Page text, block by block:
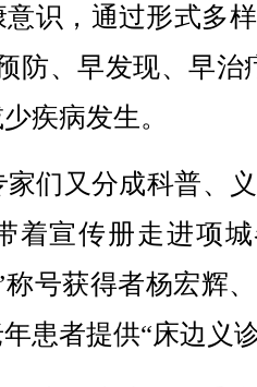
识，通过形式多
防、早发现、早治
疾病发生。
们又分成科普、
着宣传册走进项
号获得者杨宏辉
患者提供“床边义